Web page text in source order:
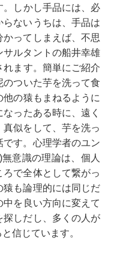
。しかし手品には、必
ないうちは、手品は
ってしまえば、不思
ルタントの船井幸雄
ます。簡単にご紹介
ついた芋を洗って食
の猿もまねるように
ったある時に、遠く
似をして、芋を洗っ
す。心理学者のユン
意識の理論は、個人
で全体として繋がっ
も論理的には同じだ
を良い方向に変えて
しだし、多くの人が
信じています。